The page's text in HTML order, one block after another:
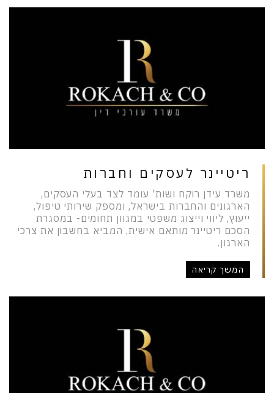
ריטיינר לעסקים וחברות
משרד עידן רוקח ושות' עומד לצד בעלי העסקים,
הארגונים והחברות בישראל, ומספק שירותי טיפול,
ייעוץ, ליווי וייצוג משפטי במגוון תחומים- במסגרת
הסכם ריטיינר מותאם אישית, המביא בחשבון את צרכי
הארגון.
המשך קריאה